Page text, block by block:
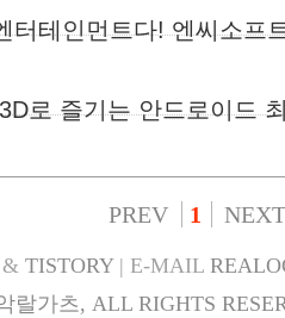
터테인먼트다! 엔씨소프
로 즐기는 안드로이드
PREV 1 NEXT
TISTORY| E-MAIL
가츠, ALL RIGHTS